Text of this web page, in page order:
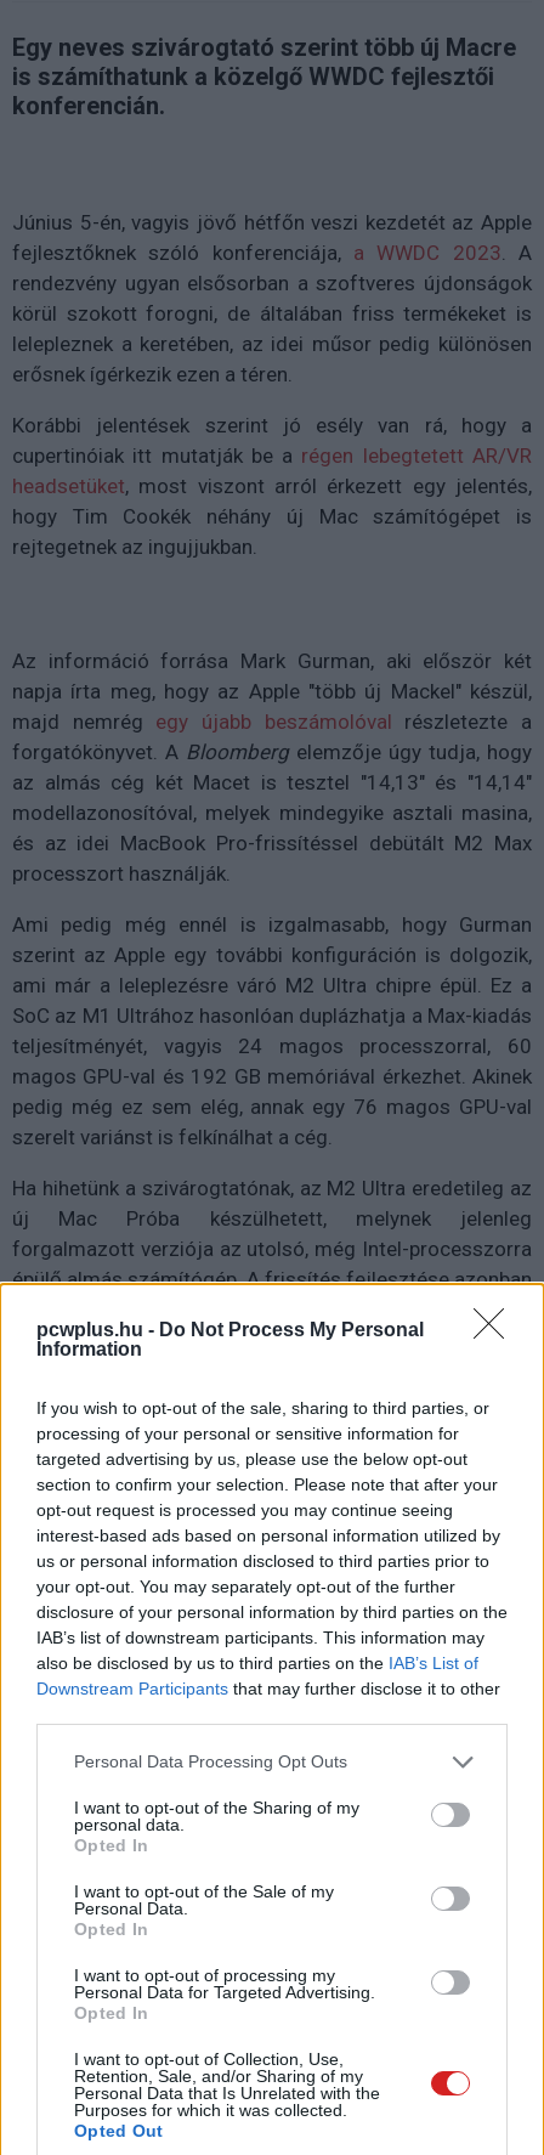
pcwplus.hu - Do Not Process My Personal
Information
If you wish to opt-out of the sale, sharing to third parties, or
processing of your personal or sensitive information for
targeted advertising by us, please use the below opt-out
section to confirm your selection. Please note that after your
opt-out request is processed you may continue seeing
interest-based ads based on personal information utilized by
us or personal information disclosed to third parties prior to
your opt-out. You may separately opt-out of the further
disclosure of your personal information by third parties on the
IAB’s list of downstream participants. This information may
also be disclosed by us to third parties on the IAB’s List of
Downstream Participants that may further disclose it to other
Please note that this website/app uses one or more Google
not limited to your visit or usage behaviour. You may click to
grant or deny consent to Google and its third-party tags to
use your data for below specified purposes in below Google
consent section.
Personal Data Processing Opt Outs
I want to opt-out of the Sharing of my
personal data.
Opted In
I want to opt-out of the Sale of my
Personal Data.
Opted In
I want to opt-out of processing my
Personal Data for Targeted Advertising.
Opted In
I want to opt-out of Collection, Use,
Retention, Sale, and/or Sharing of my
Personal Data that Is Unrelated with the
Purposes for which it was collected.
Opted Out
Egy neves szivárogtató szerint több új Macre
is számíthatunk a közelgő WWDC fejlesztői
konferencián.
Június 5-én, vagyis jövő hétfőn veszi kezdetét az Apple
fejlesztőknek szóló konferenciája, a WWDC 2023 . A
rendezvény ugyan elsősorban a szoftveres újdonságok
körül szokott forogni, de általában friss termékeket is
lelepleznek a keretében, az idei műsor pedig különösen
erősnek ígérkezik ezen a téren.
Korábbi jelentések szerint jó esély van rá, hogy a
cupertinóiak itt mutatják be a régen lebegtetett AR/VR
headsetüket, most viszont arról érkezett egy jelentés,
hogy Tim Cookék néhány új Mac számítógépet is
rejtegetnek az ingujjukban.
Az információ forrása Mark Gurman, aki először két
napja írta meg, hogy az Apple "több új Mackel" készül,
majd nemrég egy újabb beszámolóval részletezte a
forgatókönyvet. A Bloombergelemzője úgy tudja, hogy
az almás cég két Macet is tesztel "14,13" és "14,14"
modellazonosítóval, melyek mindegyike asztali masina,
és az idei MacBook Pro-frissítéssel debütált M2 Max
processzort használják.
Ami pedig még ennél is izgalmasabb, hogy Gurman
szerint az Apple egy további konfiguráción is dolgozik,
ami már a leleplezésre váró M2 Ultra chipre épül. Ez a
SoC az M1 Ultrához hasonlóan duplázhatja a Max-kiadás
teljesítményét, vagyis 24 magos processzorral, 60
magos GPU-val és 192 GB memóriával érkezhet. Akinek
pedig még ez sem elég, annak egy 76 magos GPU-val
szerelt variánst is felkínálhat a cég.
Ha hihetünk a szivárogtatónak, az M2 Ultra eredetileg az
új Mac Próba készülhetett, melynek jelenleg
forgalmazott verziója az utolsó, még Intel-processzorra
épülő almás számítógép. A frissítés fejlesztése azonban
akadályokba ütközött, így a csúcsteljesítményt nyújtó
erőforrás végül a valamivel lejjebb pozicionált, de
köthet ki. Ennek aktuális, s egyben első generációját
tavaly nyáron mutatta be az Apple, M1 Max és M1 Ultra
chipekkel a burkolat alatt.
Emellett Gurman arra számít, hogy "hamarosan" az új 15
hüvelykes MacBook Air is bemutatkozik, amit a9to5Mac
két forrása is alátámaszt. Aportál beszámolója alapján
egy 13 és egy 15 hüvelykes kiadás is érkezik az Apple
belépő szintű laptopjából, és mindegyiket az M3 SoC
hajtja majd. Hogy mindebből mi jut el a WWDC 2023
színpadára, azt napokon belül megtudjuk. A cupertinóiak
megnyitója magyar idő szerint este 7 órakor kezdődik, a
bejelentésekről természetesen aPC World
hasábjain is
Pulzusméréssel segíti a biztonságos mozgást az új
balatoni kardioösvény (X)
4 és egy 8 km-es egészségügyi tanösvény nyílt
#apple #mac #m2 #m2 ultra
#m3
#macbook
#mac studio